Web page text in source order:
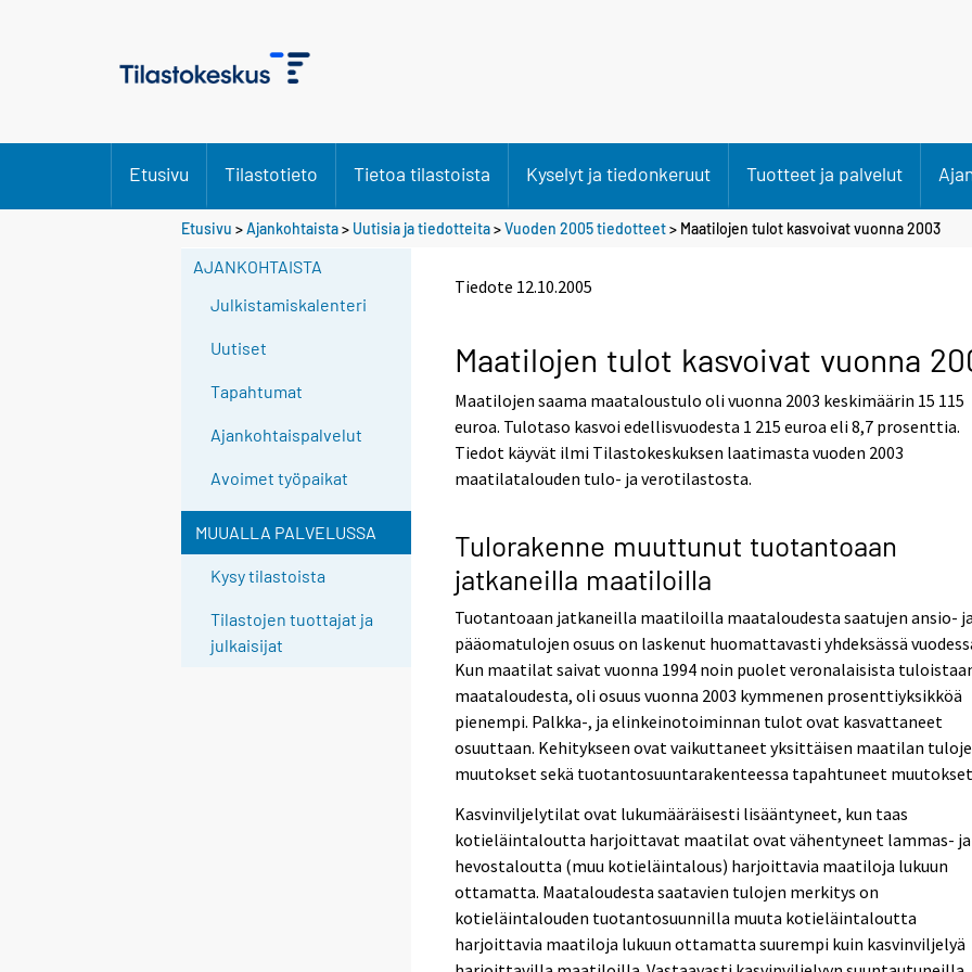
Etusivu Tilastotieto Tietoa tilastoista Kyselyt ja tiedonkeruut Tuotteet ja palvelut
Etusivu >Ajankohtaista> Uutisia ja tiedotteita>Vuoden 2005 tiedotteet> Maatilojen tulot kasvoivat vuonna 2003
AJANKOHTAISTA
Julkistamiskalenteri
Uutiset
Tapahtumat
Ajankohtaispalvelut
Avoimet työpaikat
MUUALLA PALVELUSSA
Kysy tilastoista
Tilastojen tuottajat ja
julkaisijat
Tiedote 12.10.2005
Maatilojen tulot kasvoivat vuonna
Maatilojen saama maataloustulo oli vuonna 2003 keskimäärin 15 115
euroa. Tulotaso kasvoi edellisvuodesta 1 215 euroa eli 8,7 prosenttia.
Tiedot käyvät ilmi Tilastokeskuksen laatimasta vuoden 2003
maatilatalouden tulo- ja verotilastosta.
Tulorakenne muuttunut tuotantoaan
jatkaneilla maatiloilla
Tuotantoaan jatkaneilla maatiloilla maataloudesta saatujen ansio- ja
pääomatulojen osuus on laskenut huomattavasti yhdeksässä
Kun maatilat saivat vuonna 1994 noin puolet veronalaisista
maataloudesta, oli osuus vuonna 2003 kymmenen prosenttiyksikköä
pienempi. Palkka-, ja elinkeinotoiminnan tulot ovat kasvattaneet
osuuttaan. Kehitykseen ovat vaikuttaneet yksittäisen maatilan
muutokset sekä tuotantosuuntarakenteessa tapahtuneet
Kasvinviljelytilat ovat lukumääräisesti lisääntyneet, kun taas
kotieläintaloutta harjoittavat maatilat ovat vähentyneet lammas- ja
hevostaloutta (muu kotieläintalous) harjoittavia maatiloja lukuun
ottamatta. Maataloudesta saatavien tulojen merkitys on
kotieläintalouden tuotantosuunnilla muuta kotieläintaloutta
harjoittavia maatiloja lukuun ottamatta suurempi kuin kasvinviljelyä